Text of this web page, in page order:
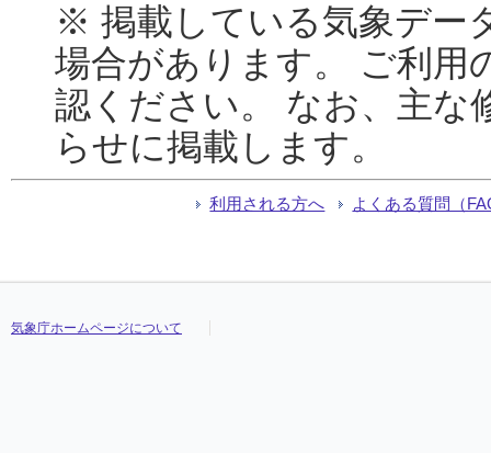
※ 掲載している気象デー
場合があります。 ご利用
認ください。 なお、主な
らせに掲載します。
利用される方へ よくある質問（
気象庁ホームページについて